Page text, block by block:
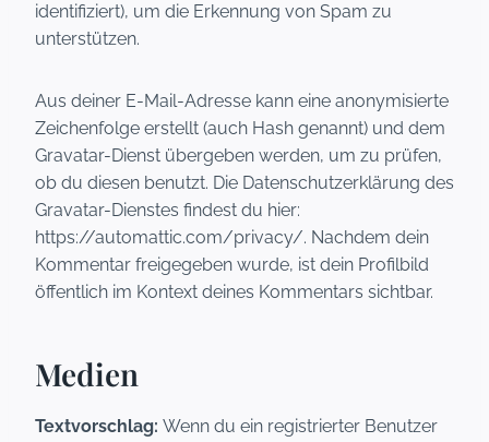
identifiziert), um die Erkennung von Spam zu
unterstützen.
Aus deiner E-Mail-Adresse kann eine anonymisierte
Zeichenfolge erstellt (auch Hash genannt) und dem
Gravatar-Dienst übergeben werden, um zu prüfen,
ob du diesen benutzt. Die Datenschutzerklärung des
Gravatar-Dienstes findest du hier:
https://automattic.com/privacy/. Nachdem dein
Kommentar freigegeben wurde, ist dein Profilbild
öffentlich im Kontext deines Kommentars sichtbar.
Medien
Textvorschlag: Wenn du ein registrierter Benutzer